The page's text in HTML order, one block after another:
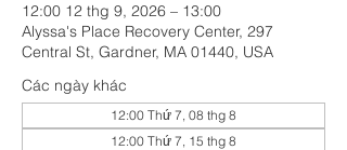
12:00 12 thg 9, 2026 – 13:00
Alyssa's Place Recovery Center, 297
Central St, Gardner, MA 01440, USA
Các ngày khác
12:00 Thứ 7, 08 thg 8
12:00 Thứ 7, 15 thg 8